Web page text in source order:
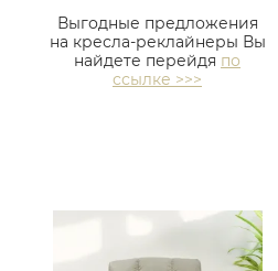
Выгодные предложения
на кресла-реклайнеры Вы
найдете перейдя по
ссылке >>>